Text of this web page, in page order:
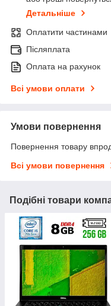
Детальніше
Оплатити частинами
Післяплата
Оплата на рахунок
Всі умови оплати
Умови повернення
Повернення товару
Всі умови повернення
Подібні товари